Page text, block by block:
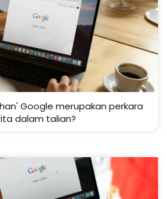
Google merupakan perkara
dalam talian?